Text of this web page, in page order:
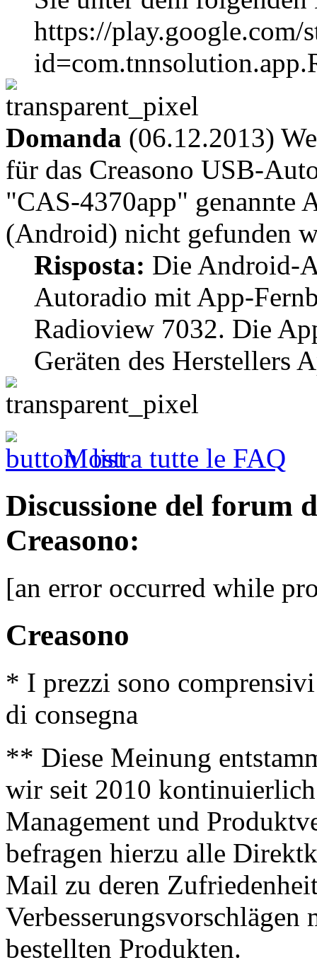
https://play.google.com/
Domanda (06.12.2013)
für das Creasono USB-
"CAS-4370app" genannte
(Android) nicht gefunden
Risposta: Die Android-
Autoradio mit App-
Radioview 7032. Die
Geräten des Herstellers
Mostra tutte le FAQ
Discussione del forum
Creasono:
[an error occurred while
Creasono
* I prezzi sono
di consegna
** Diese Meinung
wir seit 2010
Management und
befragen hierzu alle
Mail zu deren
bestellten Produkten.